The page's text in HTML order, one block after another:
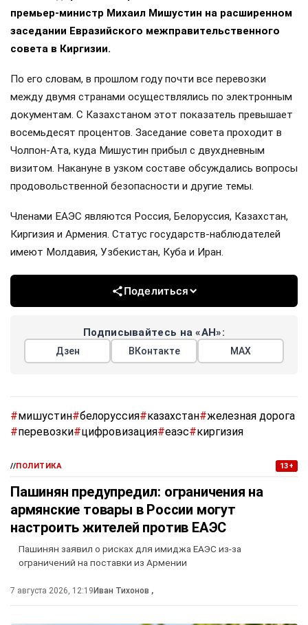
премьер-министр Михаил Мишустин на расширенном
заседании Евразийского межправительственного
совета в Киргизии.
По его словам, в прошлом году почти все перевозки
между двумя странами осуществлялись по электронным
документам. С Казахстаном этот показатель превышает
восемьдесят процентов. Заседание совета проходит в
Чолпон-Ата, куда Мишустин прибыл с двухдневным
визитом. Накануне в узком составе обсуждались вопросы
продовольственной безопасности и другие темы.
Членами ЕАЭС являются Россия, Белоруссия, Казахстан,
Киргизия и Армения. Статус государств-наблюдателей
имеют Молдавия, Узбекистан, Куба и Иран.
Поделиться
Подписывайтесь на «АН»:
Дзен ВКонтакте МАХ
#мишустин#белоруссия#казахстан#железная дорога
#перевозки#цифровизация#еаэс#киргизия
//ПОЛИТИКА 13+
Пашинян предупредил: ограничения на
армянские товары в России могут
настроить жителей против ЕАЭС
Пашинян заявил о рисках для имиджа ЕАЭС из-за
ограничений на поставки из Армении
7 августа 2026, 12:19 Иван Тихонов ,